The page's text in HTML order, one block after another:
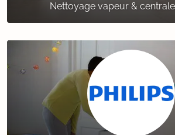
Nettoyage vapeur &